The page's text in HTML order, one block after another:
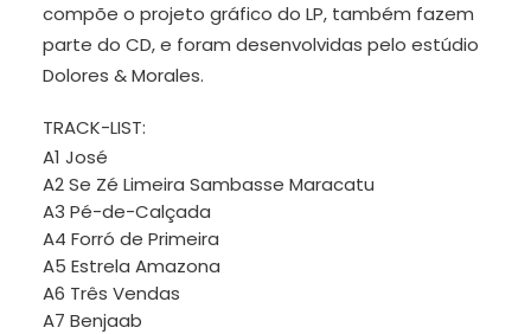
compõe o projeto gráfico do LP, também fazem
parte do CD, e foram desenvolvidas pelo estúdio
Dolores & Morales.
TRACK-LIST:
A1 José
A2 Se Zé Limeira Sambasse Maracatu
A3 Pé-de-Calçada
A4 Forró de Primeira
A5 Estrela Amazona
A6 Três Vendas
A7 Benjaab